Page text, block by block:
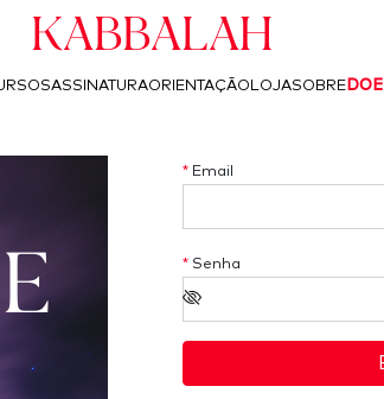
Kabbalah
ASSINATURAORIENTAÇÃO LOJASOBRE
* Email
* Senha